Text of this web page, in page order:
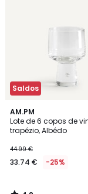
Saldos
AM.PM
Lote de 6 copos de
trapézio, Albédo
€
em
de
44.99 €
33.74 € -25%
4,8
/ 5